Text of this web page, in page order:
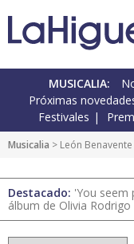
MUSICALIA:
Próximas
Festivales
Musicalia > León Benavente
Destacado: 'You seem
álbum de Olivia Rodrigo